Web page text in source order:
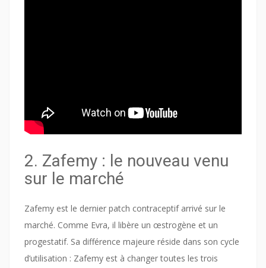
2. Zafemy : le nouveau venu
sur le marché
Zafemy est le dernier patch contraceptif arrivé sur le
marché. Comme Evra, il libère un œstrogène et un
progestatif. Sa différence majeure réside dans son cycle
d’utilisation : Zafemy est à changer toutes les trois